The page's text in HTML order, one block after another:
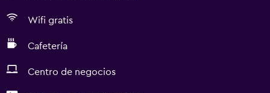
Wifi gratis
Cafetería
Centro de negocios